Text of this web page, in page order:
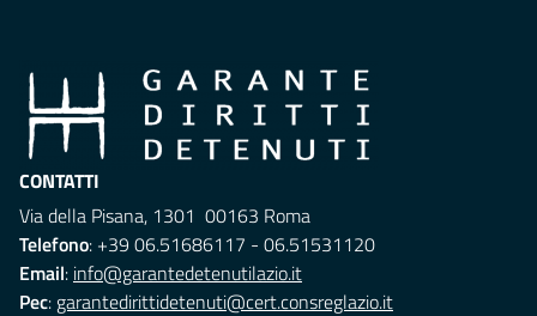
CONTATTI
Via della Pisana, 1301 00163 Roma
Telefono: +39 06.51686117 - 06.51531120
Email: info@garantedetenutilazio.it
Pec: garantedirittidetenuti@cert.consreglazio.it